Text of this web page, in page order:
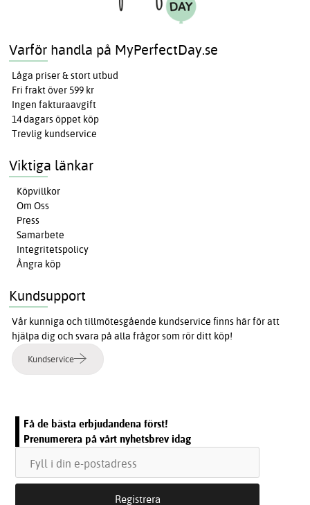
Varför handla på MyPerfectDay.se
Låga priser & stort utbud
Fri frakt över 599 kr
Ingen fakturaavgift
14 dagars öppet köp
Trevlig kundservice
Viktiga länkar
Köpvillkor
Om Oss
Press
Samarbete
Integritetspolicy
Ångra köp
Kundsupport
Vår kunniga och tillmötesgående kundservice finns här för att
hjälpa dig och svara på alla frågor som rör ditt köp!
Kundservice
Få de bästa erbjudandena först!
Prenumerera på vårt nyhetsbrev idag